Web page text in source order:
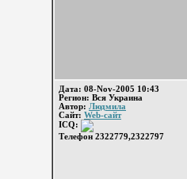
Дата: 08-Nov-2005 10:43
Регион: Вся Украина
Автор: Людмила
Сайт: Web-сайт
ICQ:
Телефон 2322779,2322797